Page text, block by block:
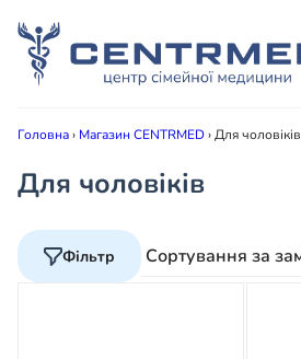
Головна› Магазин CENTRMED›Для чоловіків
Для чоловіків
Фільтр